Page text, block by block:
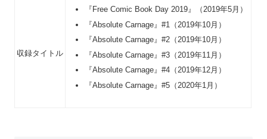
収録タイトル
『Free Comic Book Day 2019』（2019年5月）
『Absolute Carnage』#1（2019年10月）
『Absolute Carnage』#2（2019年10月）
『Absolute Carnage』#3（2019年11月）
『Absolute Carnage』#4（2019年12月）
『Absolute Carnage』#5（2020年1月）